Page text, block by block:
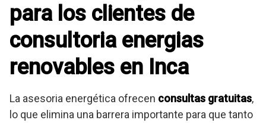
para los clientes de
consultoria energias
renovables en Inca
La asesoria energética ofrecen consultas gratuitas,
lo que elimina una barrera importante para que tanto